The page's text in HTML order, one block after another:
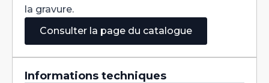
la gravure.
Consulter la page du catalogue
Informations techniques